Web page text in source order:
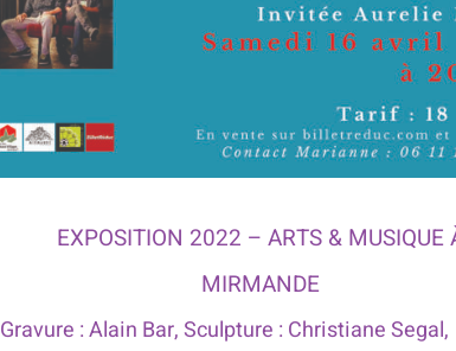
EXPOSITION 2022 – ARTS & MUSIQUE
MIRMANDE
Gravure : Alain Bar, Sculpture : Christiane Segal,